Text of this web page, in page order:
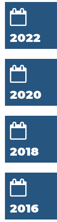
2022
2020
2018
2016